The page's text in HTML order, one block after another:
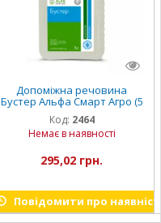
Допоміжна речовина
Бустер Альфа Смарт Агро (5
л)
Код: 2464
Немає в наявності
295,02 грн.
Повідомити про